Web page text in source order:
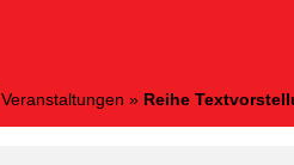
Veranstaltungen » Reihe